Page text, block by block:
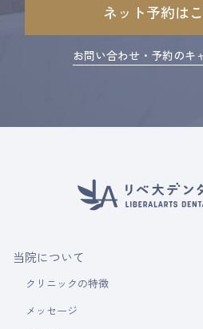
ネット予約は
お問い合わせ・予約のキ
当院について
クリニックの特徴
メッセージ